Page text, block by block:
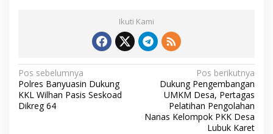
Ikuti Kami
N
a
v
Pos sebelumnya
Polres Banyuasin Dukung
KKL Wilhan Pasis Seskoad
Dikreg 64
Pos berikutnya
Dukung Pengembangan
UMKM Desa, Pertagas
Pelatihan Pengolahan
Nanas Kelompok PKK Desa
Lubuk Karet